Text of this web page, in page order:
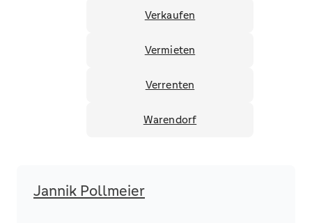
Verkaufen
Vermieten
Verrenten
Warendorf
Jannik Pollmeier